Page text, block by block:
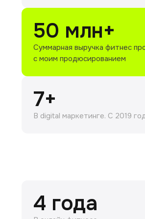
50 млн+
Суммарная выручка фитнес
с моим продюсированием
7+
В digital маркетинге. С 2019
4 года